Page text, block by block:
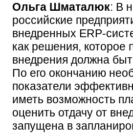
Ольга Шматалюк: В
российские
внедренных ERP-
как решения, которое
внедрения должна
По его окончанию
показатели
иметь возможность
оценить отдачу от
запущена в